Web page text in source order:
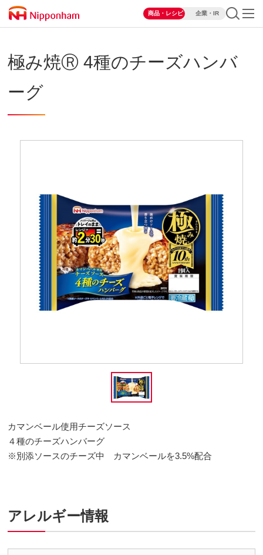
商品・レシピ 企業・IR
極み焼Ⓡ 4種のチーズハンバ
ーグ
カマンベール使用チーズソース
４種のチーズハンバーグ
※別添ソースのチーズ中 カマンベールを3.5%配合
アレルギー情報